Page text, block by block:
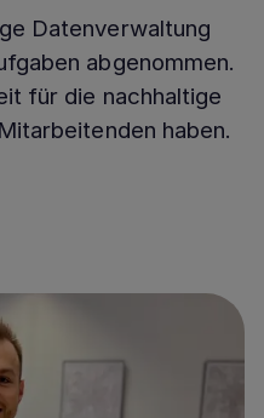
Datenverwaltung
abgenommen.
für die nachhaltige
haben.